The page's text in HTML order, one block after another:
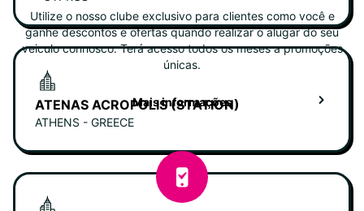
ATENAS ACROPOLIS (STATION)
ATHENS - GREECE
Utilize o nosso clube exclusivo para clientes como você e
ganhe descontos e ofertas quando realizar o alugar do seu
veiculo connosco. Terá acesso todos os meses a promoções
únicas.
Mais informações